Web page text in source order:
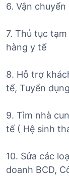
6. Vận
7. Thủ tục
hàng y tế
8. Hỗ trợ
tế, Tuyển
9. Tìm nhà
tế ( Hệ sinh
10. Sửa các
doanh BCD,